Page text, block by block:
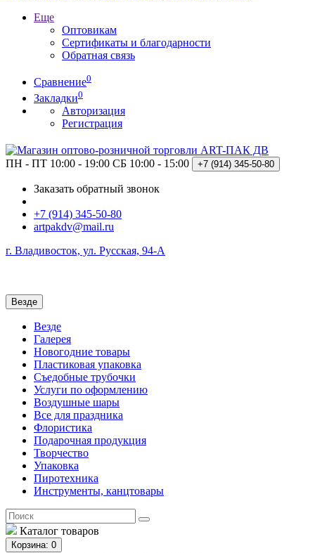
Еще
Оптовикам
Сертификаты и благодарности
Обратная связь
Сравнение0
Закладки0
Авторизация
Регистрация
ПН - ПТ 10:00 - 19:00 СБ 10:00 - 15:00 +7 (914) 345-50-80
Заказать обратный звонок
+7 (914) 345-50-80
artpakdv@mail.ru
г. Владивосток, ул. Русская, 94-А
Везде
Везде
Галерея
Новогодние товары
Пластиковая упаковка
Съедобные трубочки
Услуги по оформлению
Воздушные шары
Все для праздника
Флористика
Подарочная продукция
Творчество
Упаковка
Пиротехника
Инструменты, канцтовары
Каталог товаров
Корзина: 0